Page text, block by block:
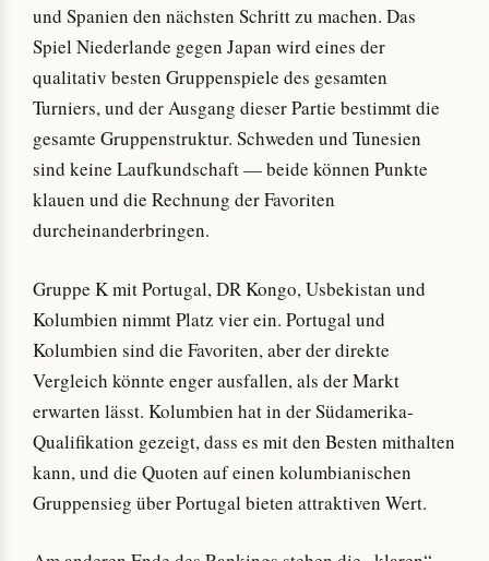
und Spanien den nächsten Schritt zu machen. Das
Spiel Niederlande gegen Japan wird eines der
qualitativ besten Gruppenspiele des gesamten
Turniers, und der Ausgang dieser Partie bestimmt die
gesamte Gruppenstruktur. Schweden und Tunesien
sind keine Laufkundschaft — beide können Punkte
klauen und die Rechnung der Favoriten
durcheinanderbringen.
Gruppe K mit Portugal, DR Kongo, Usbekistan und
Kolumbien nimmt Platz vier ein. Portugal und
Kolumbien sind die Favoriten, aber der direkte
Vergleich könnte enger ausfallen, als der Markt
erwarten lässt. Kolumbien hat in der Südamerika-
Qualifikation gezeigt, dass es mit den Besten mithalten
kann, und die Quoten auf einen kolumbianischen
Gruppensieg über Portugal bieten attraktiven Wert.